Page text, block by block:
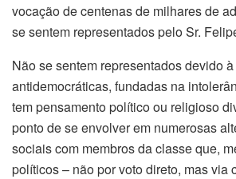
vocação de centenas de milhares de
se sentem representados pelo Sr.
Não se sentem representados devido
antidemocráticas, fundadas na
tem pensamento político ou religioso
ponto de se envolver em numerosas
sociais com membros da classe que,
políticos – não por voto direto, mas via